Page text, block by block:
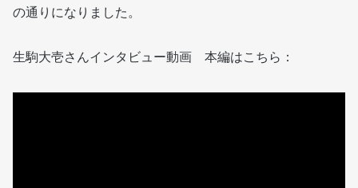
の通りになりました。
生駒大壱さんインタビュー動画 本編はこちら：